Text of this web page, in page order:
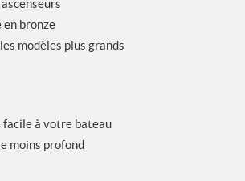
en bronze
modèles plus grands
facile à votre bateau
moins profond